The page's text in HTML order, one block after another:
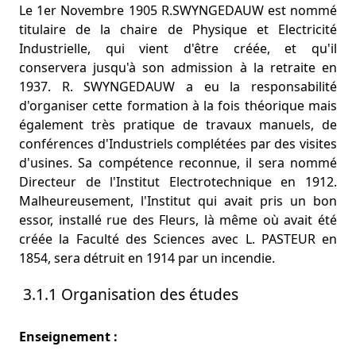
Le 1er Novembre 1905 R.SWYNGEDAUW est nommé
titulaire de la chaire de Physique et Electricité
Industrielle, qui vient d'être créée, et qu'il
conservera jusqu'à son admission à la retraite en
1937. R. SWYNGEDAUW a eu la responsabilité
d'organiser cette formation à la fois théorique mais
également très pratique de travaux manuels, de
conférences d'Industriels complétées par des visites
d'usines. Sa compétence reconnue, il sera nommé
Directeur de l'Institut Electrotechnique en 1912.
Malheureusement, l'Institut qui avait pris un bon
essor, installé rue des Fleurs, là même où avait été
créée la Faculté des Sciences avec L. PASTEUR en
1854, sera détruit en 1914 par un incendie.
3.1.1 Organisation des études
Enseignement :